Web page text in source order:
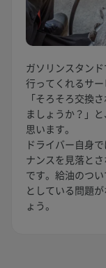
ガソリンスタン
行ってくれるサ
「そろそろ交換
ましょうか？」
思います。
ドライバー自身
ナンスを見落と
です。給油のつ
としている問題
ょう。